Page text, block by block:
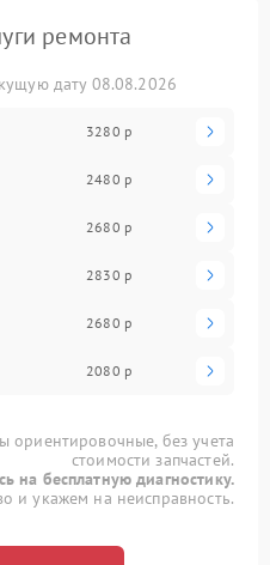
ремонта
дату 08.08.2026
3280 р
2480 р
2680 р
2830 р
2680 р
2080 р
ориентировочные, без учета
стоимости запчастей.
на бесплатную диагностику.
и укажем на неисправность.